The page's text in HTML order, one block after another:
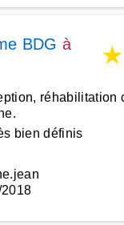
BDG à
★
réhabilitation
bien définis